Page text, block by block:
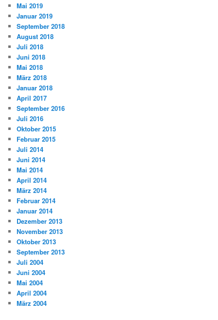
Mai 2019
Januar 2019
September 2018
August 2018
Juli 2018
Juni 2018
Mai 2018
März 2018
Januar 2018
April 2017
September 2016
Juli 2016
Oktober 2015
Februar 2015
Juli 2014
Juni 2014
Mai 2014
April 2014
März 2014
Februar 2014
Januar 2014
Dezember 2013
November 2013
Oktober 2013
September 2013
Juli 2004
Juni 2004
Mai 2004
April 2004
März 2004